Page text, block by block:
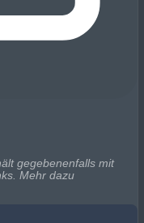
gegebenenfalls mit
Mehr dazu